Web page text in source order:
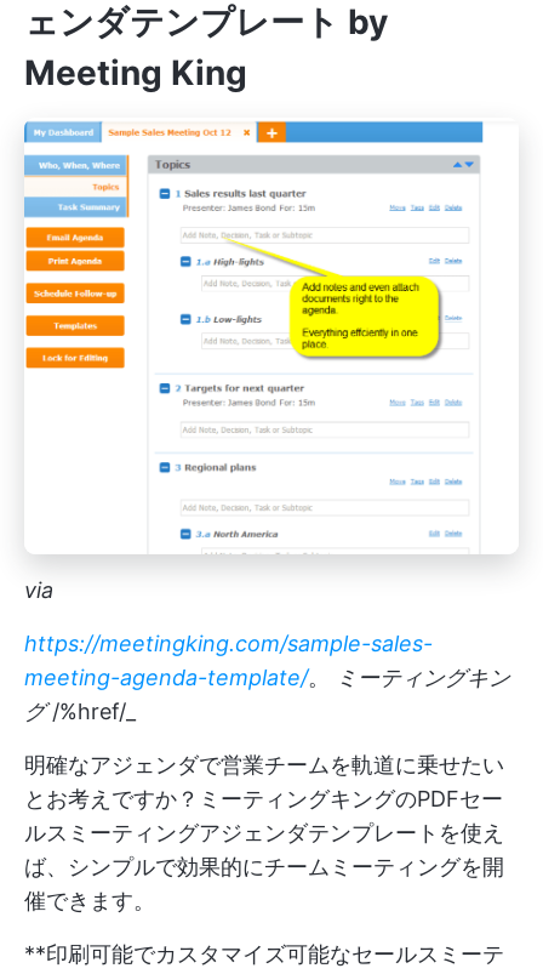
ェンダテンプレート by
Meeting King
via
https://meetingking.com/sample-sales-
meeting-agenda-template/。
ミーティングキン
グ/%href/_
明確なアジェンダで営業チームを軌道に乗せたい
とお考えですか？ミーティングキングのPDFセー
ルスミーティングアジェンダテンプレートを使え
ば、シンプルで効果的にチームミーティングを開
催できます。
**印刷可能でカスタマイズ可能なセールスミーテ